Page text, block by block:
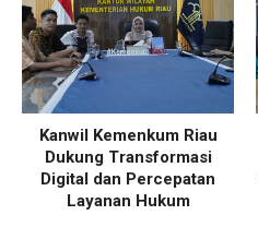
Kanwil Kemenkum Riau
Dukung Transformasi
Digital dan Percepatan
Layanan Hukum